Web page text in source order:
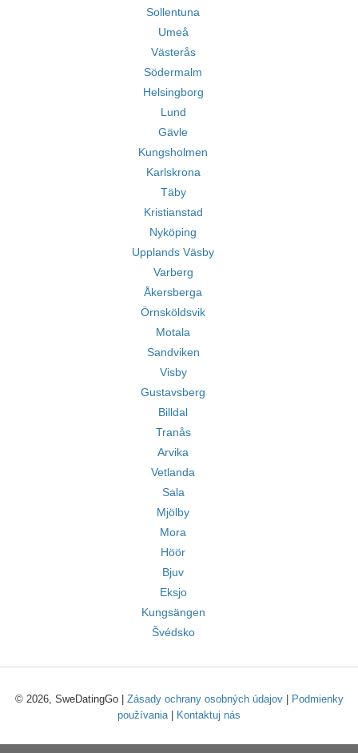
Sollentuna
Umeå
Västerås
Södermalm
Helsingborg
Lund
Gävle
Kungsholmen
Karlskrona
Täby
Kristianstad
Nyköping
Upplands Väsby
Varberg
Åkersberga
Örnsköldsvik
Motala
Sandviken
Visby
Gustavsberg
Billdal
Tranås
Arvika
Vetlanda
Sala
Mjölby
Mora
Höör
Bjuv
Eksjo
Kungsängen
Švédsko
© 2026, SweDatingGo | Zásady ochrany osobných údajov|
Podmienky
používania| Kontaktuj nás